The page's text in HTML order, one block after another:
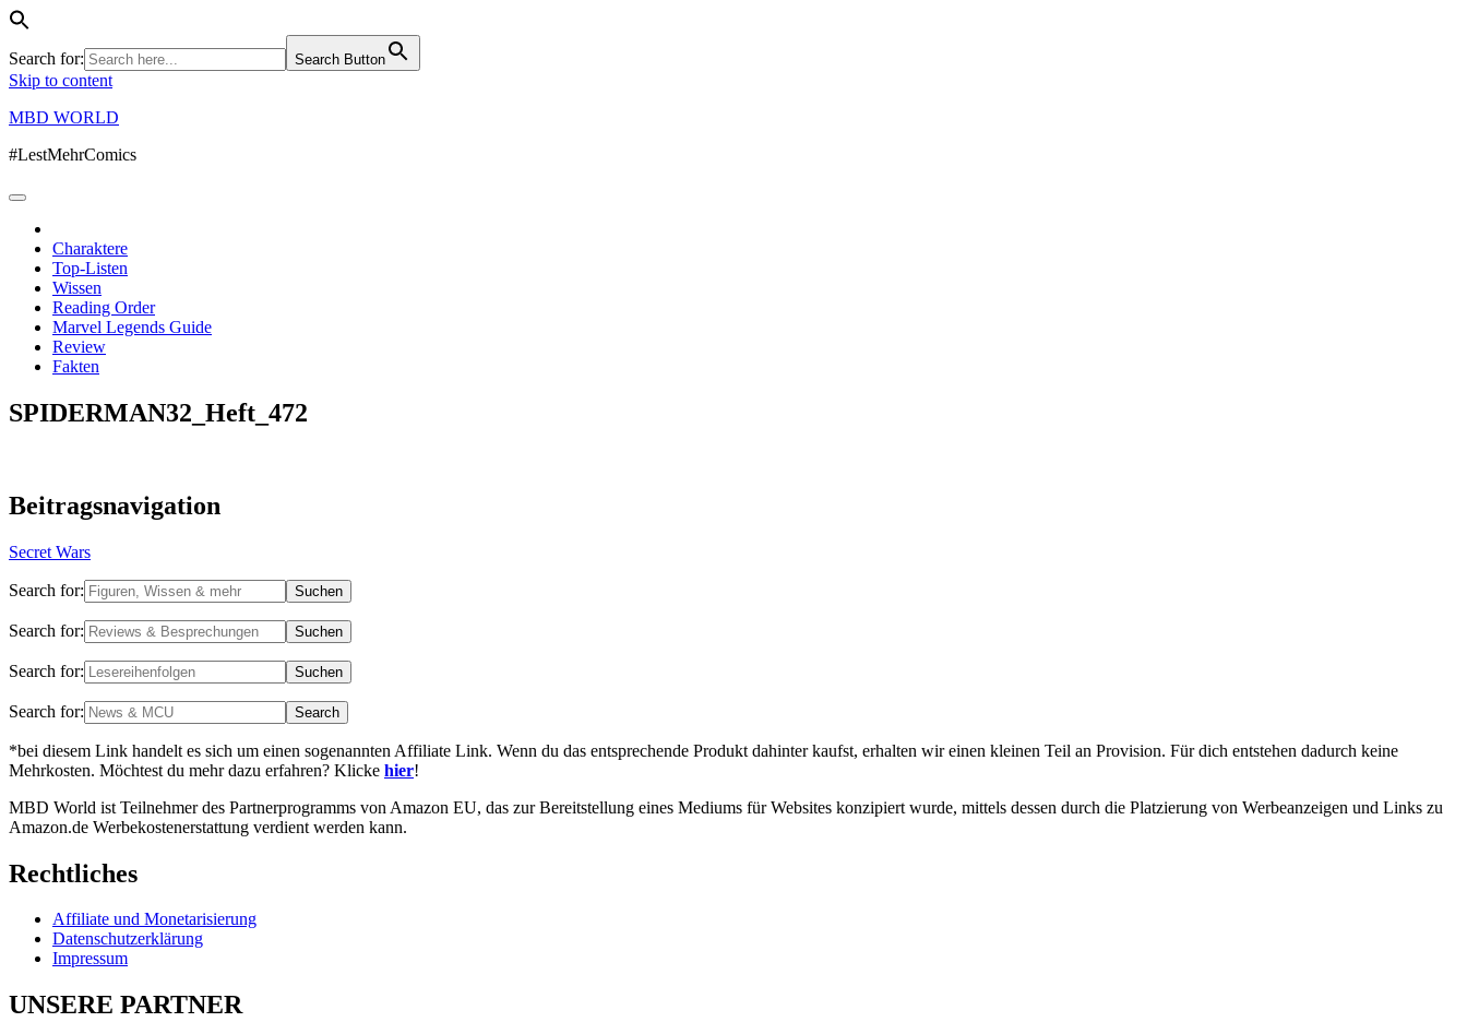
Search for: Search Button
Skip to content
MBD WORLD
#LestMehrComics
Charaktere
Top-Listen
Wissen
Reading Order
Marvel Legends Guide
Review
Fakten
SPIDERMAN32_Heft_472
Beitragsnavigation
Secret Wars
Search for:
Search for:
Search for:
Search for:
*bei diesem Link handelt es sich um einen sogenannten Affiliate Link. Wenn du das entsprechende Produkt dahinter kaufst, erhalten wir einen kleinen Teil an Provision. Für dich entstehen dadurch keine
Mehrkosten. Möchtest du mehr dazu erfahren? Klicke hier!
MBD World ist Teilnehmer des Partnerprogramms von Amazon EU, das zur Bereitstellung eines Mediums für Websites konzipiert wurde, mittels dessen durch die Platzierung von Werbeanzeigen und Links zu
Amazon.de Werbekostenerstattung verdient werden kann.
Rechtliches
Affiliate und Monetarisierung
Datenschutzerklärung
Impressum
UNSERE PARTNER